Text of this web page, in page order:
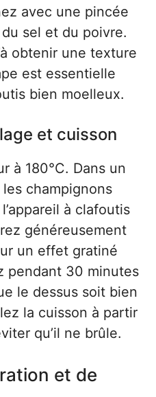
avec une pincée
sel et du poivre.
obtenir une texture
est essentielle
bien moelleux.
et cuisson
à 180°C. Dans un
champignons
à clafoutis
généreusement
un effet gratiné
pendant 30 minutes
le dessus soit bien
la cuisson à partir
qu’il ne brûle.
et de